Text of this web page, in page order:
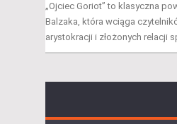
„Ojciec Goriot” to klasyczna
Balzaka, która wciąga
arystokracji i złożonych relacji